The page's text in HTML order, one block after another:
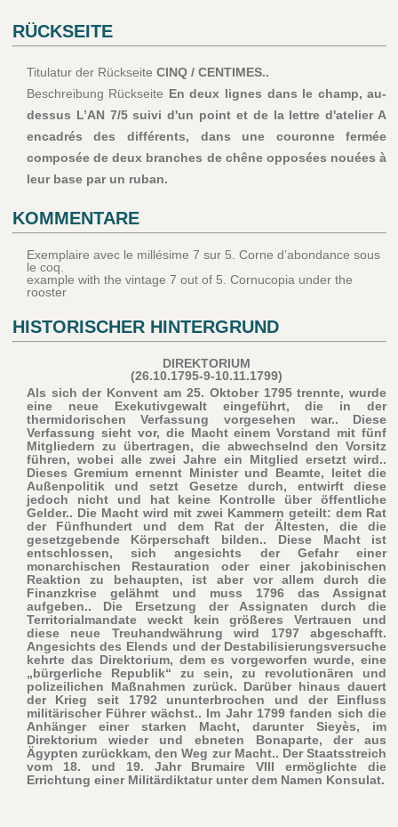
RÜCKSEITE
Titulatur der Rückseite CINQ / CENTIMES..
Beschreibung Rückseite En deux lignes dans le champ, au-
dessus L’AN 7/5 suivi d'un point et de la lettre d'atelier A
encadrés des différents, dans une couronne fermée
composée de deux branches de chêne opposées nouées à
leur base par un ruban.
KOMMENTARE
Exemplaire avec le millésime 7 sur 5. Corne d’abondance sous
le coq.
example with the vintage 7 out of 5. Cornucopia under the
rooster
HISTORISCHER HINTERGRUND
DIREKTORIUM
(26.10.1795-9-10.11.1799)
Als sich der Konvent am 25. Oktober 1795 trennte, wurde
eine neue Exekutivgewalt eingeführt, die in der
thermidorischen Verfassung vorgesehen war.. Diese
Verfassung sieht vor, die Macht einem Vorstand mit fünf
Mitgliedern zu übertragen, die abwechselnd den Vorsitz
führen, wobei alle zwei Jahre ein Mitglied ersetzt wird..
Dieses Gremium ernennt Minister und Beamte, leitet die
Außenpolitik und setzt Gesetze durch, entwirft diese
jedoch nicht und hat keine Kontrolle über öffentliche
Gelder.. Die Macht wird mit zwei Kammern geteilt: dem Rat
der Fünfhundert und dem Rat der Ältesten, die die
gesetzgebende Körperschaft bilden.. Diese Macht ist
entschlossen, sich angesichts der Gefahr einer
monarchischen Restauration oder einer jakobinischen
Reaktion zu behaupten, ist aber vor allem durch die
Finanzkrise gelähmt und muss 1796 das Assignat
aufgeben.. Die Ersetzung der Assignaten durch die
Territorialmandate weckt kein größeres Vertrauen und
diese neue Treuhandwährung wird 1797 abgeschafft.
Angesichts des Elends und der Destabilisierungsversuche
kehrte das Direktorium, dem es vorgeworfen wurde, eine
„bürgerliche Republik“ zu sein, zu revolutionären und
polizeilichen Maßnahmen zurück. Darüber hinaus dauert
der Krieg seit 1792 ununterbrochen und der Einfluss
militärischer Führer wächst.. Im Jahr 1799 fanden sich die
Anhänger einer starken Macht, darunter Sieyès, im
Direktorium wieder und ebneten Bonaparte, der aus
Ägypten zurückkam, den Weg zur Macht.. Der Staatsstreich
vom 18. und 19. Jahr Brumaire VIII ermöglichte die
Errichtung einer Militärdiktatur unter dem Namen Konsulat.